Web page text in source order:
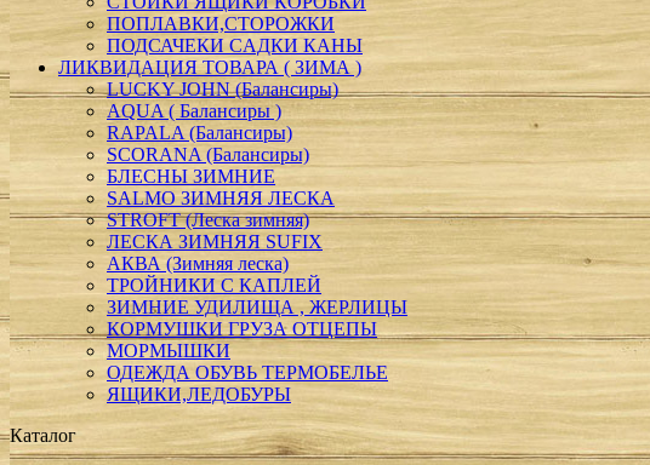
ПОПЛАВКИ,СТОРОЖКИ
ПОДСАЧЕКИ CАДКИ КАНЫ
ЛИКВИДАЦИЯ ТОВАРА ( ЗИМА )
LUCKY JOHN (Балансиры)
AQUA ( Балансиры )
RAPALA (Балансиры)
SCORANA (Балансиры)
БЛЕСНЫ ЗИМНИЕ
SALMO ЗИМНЯЯ ЛЕСКА
STROFT (Леска зимняя)
ЛЕСКА ЗИМНЯЯ SUFIX
АКВА (Зимняя леска)
ТРОЙНИКИ С КАПЛЕЙ
ЗИМНИЕ УДИЛИЩА , ЖЕРЛИЦЫ
КОРМУШКИ ГРУЗА ОТЦЕПЫ
МОРМЫШКИ
ОДЕЖДА ОБУВЬ ТЕРМОБЕЛЬЕ
ЯЩИКИ,ЛЕДОБУРЫ
Каталог